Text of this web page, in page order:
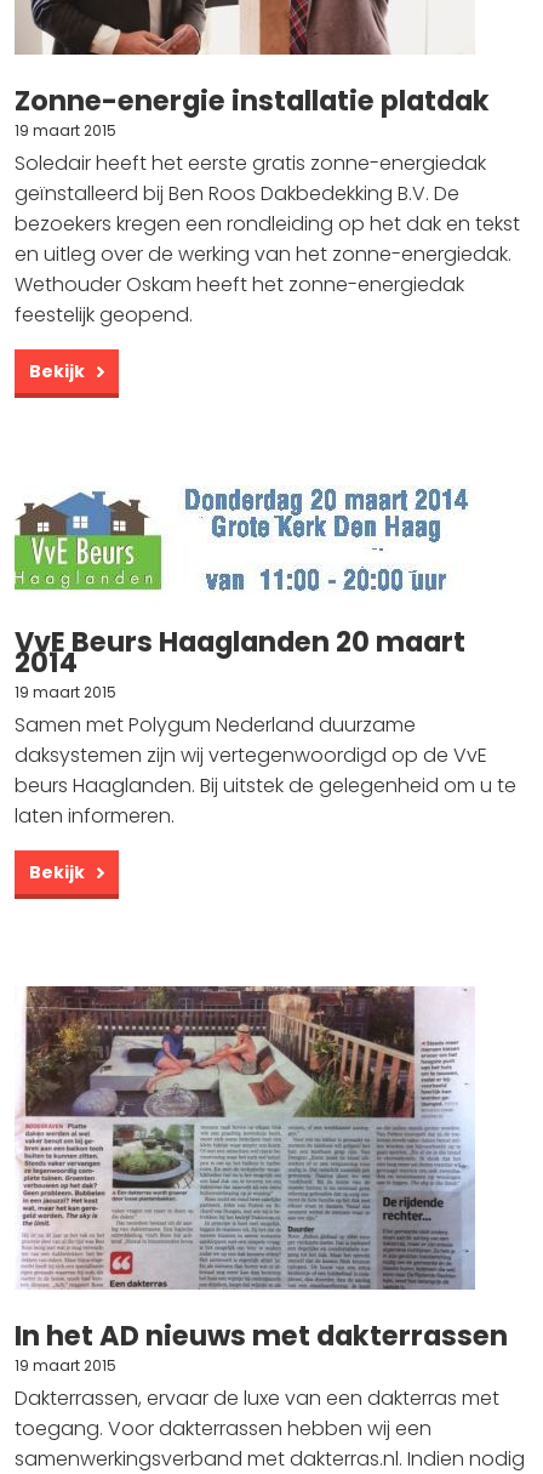
Zonne-energie installatie platdak
19 maart 2015
Soledair heeft het eerste gratis zonne-energiedak
geïnstalleerd bij Ben Roos Dakbedekking B.V. De
bezoekers kregen een rondleiding op het dak en tekst
en uitleg over de werking van het zonne-energiedak.
Wethouder Oskam heeft het zonne-energiedak
feestelijk geopend.
Bekijk
VvE Beurs Haaglanden 20 maart
2014
19 maart 2015
Samen met Polygum Nederland duurzame
daksystemen zijn wij vertegenwoordigd op de VvE
beurs Haaglanden. Bij uitstek de gelegenheid om u te
laten informeren.
Bekijk
In het AD nieuws met dakterrassen
19 maart 2015
Dakterrassen, ervaar de luxe van een dakterras met
toegang. Voor dakterrassen hebben wij een
samenwerkingsverband met dakterras.nl. Indien nodig